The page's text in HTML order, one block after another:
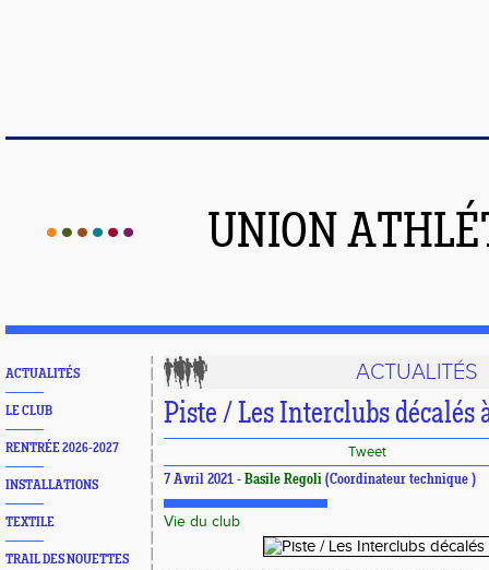
UNION
ACTUALITÉS
LE CLUB
RENTRÉE 2026-2027
INSTALLATIONS
TEXTILE
TRAIL DES NOUETTES
ACTUALITÉS
Piste / Les Interclubs décalés
Tweet
7 Avril 2021 - Basile Regoli (Coordinateur technique )
Vie du club